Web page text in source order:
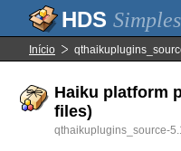
Simples
Início
Haiku platform
files)
qthaikuplugins_source-